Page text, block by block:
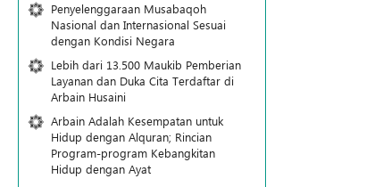
Penyelenggaraan Musabaqoh
Nasional dan Internasional Sesuai
dengan Kondisi Negara
Lebih dari 13.500 Maukib Pemberian
Layanan dan Duka Cita Terdaftar di
Arbain Husaini
Arbain Adalah Kesempatan untuk
Hidup dengan Alquran; Rincian
Program-program Kebangkitan
Hidup dengan Ayat